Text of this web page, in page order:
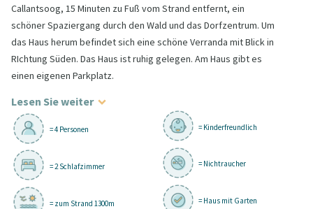
Callantsoog, 15 Minuten zu Fuß vom Strand entfernt, ein
schöner Spaziergang durch den Wald und das Dorfzentrum. Um
das Haus herum befindet sich eine schöne Verranda mit Blick in
RIchtung Süden. Das Haus ist ruhig gelegen. Am Haus gibt es
einen eigenen Parkplatz.
Lesen Sie weiter
= 4 Personen
= 2 Schlafzimmer
= zum Strand 1300m
= Kinderfreundlich
= Nichtraucher
= Haus mit Garten